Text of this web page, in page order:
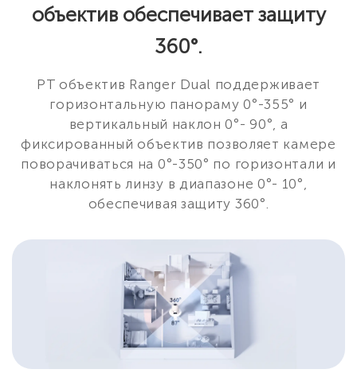
объектив обеспечивает защиту
360°.
PT объектив Ranger Dual поддерживает
горизонтальную панораму 0°-355° и
вертикальный наклон 0°- 90°, а
фиксированный объектив позволяет камере
поворачиваться на 0°-350° по горизонтали и
наклонять линзу в диапазоне 0°- 10°,
обеспечивая защиту 360°.